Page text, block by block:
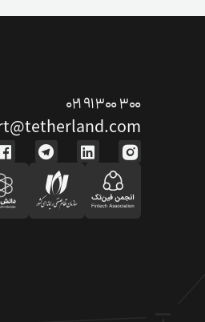
۰۲۱ ۹۱ ۳۰۰ ۳۰۰